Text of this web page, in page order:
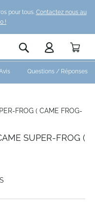
pour tous. Contactez nous au
!
Rechercher
FROG ( CAME FROG-
SUPER-FROG (
Questions / Réponses